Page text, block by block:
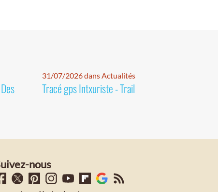
31/07/2026 dans Actualités
Tracé gps Intxuriste - Trail
nous